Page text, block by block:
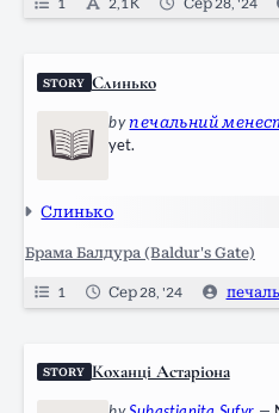
STORY Слинько
byпечальний
yet.
Слинько
Брама Балдура (Baldur's Gate)
1 Сер 28, '24
STORY Коханці Астаріона